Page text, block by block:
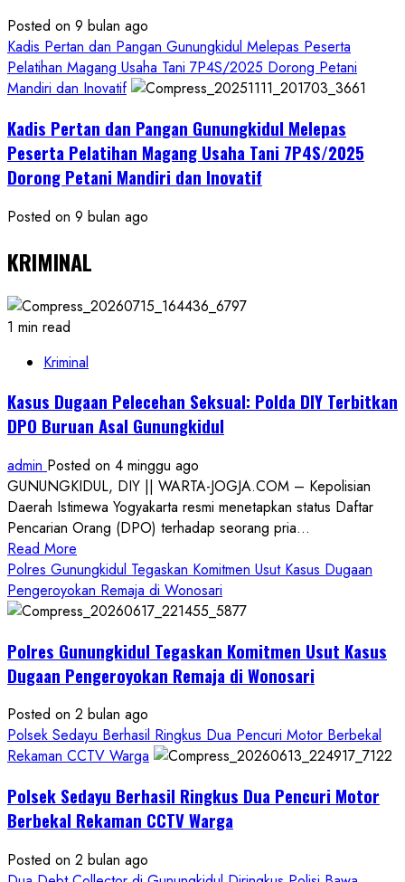
Posted on 9 bulan ago
Kadis Pertan dan Pangan Gunungkidul Melepas Peserta
Pelatihan Magang Usaha Tani 7P4S/2025 Dorong Petani
Mandiri dan Inovatif
Kadis Pertan dan Pangan Gunungkidul Melepas
Peserta Pelatihan Magang Usaha Tani 7P4S/2025
Dorong Petani Mandiri dan Inovatif
Posted on 9 bulan ago
KRIMINAL
1 min read
Kriminal
Kasus Dugaan Pelecehan Seksual: Polda DIY Terbitkan
DPO Buruan Asal Gunungkidul
admin Posted on 4 minggu ago
GUNUNGKIDUL, DIY || WARTA-JOGJA.COM – Kepolisian
Daerah Istimewa Yogyakarta resmi menetapkan status Daftar
Pencarian Orang (DPO) terhadap seorang pria...
Read More
more
about
Kasus
Pelecehan
Seksual:
DIY
Terbitkan
DPO
Asal
Gunungkidul
Polres Gunungkidul Tegaskan Komitmen Usut Kasus Dugaan
Pengeroyokan Remaja di Wonosari
Polres Gunungkidul Tegaskan Komitmen Usut Kasus
Dugaan Pengeroyokan Remaja di Wonosari
Posted on 2 bulan ago
Polsek Sedayu Berhasil Ringkus Dua Pencuri Motor Berbekal
Rekaman CCTV Warga
Polsek Sedayu Berhasil Ringkus Dua Pencuri Motor
Berbekal Rekaman CCTV Warga
Posted on 2 bulan ago